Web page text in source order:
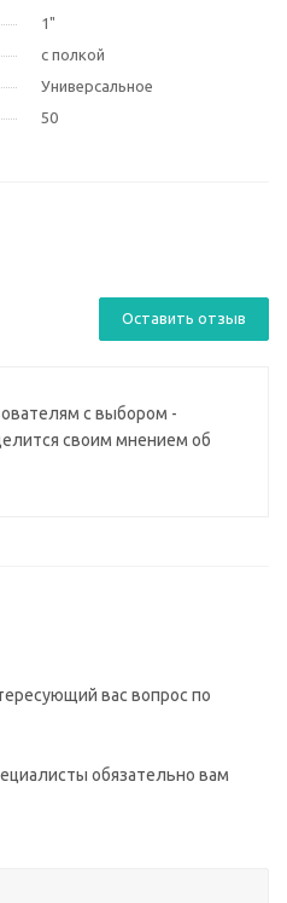
1"
с полкой
Универсальное
50
Оставить отзыв
с выбором -
своим мнением об
вас вопрос по
обязательно вам